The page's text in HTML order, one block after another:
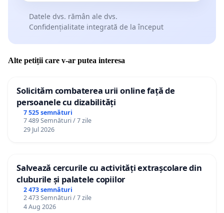
Datele dvs. rămân ale dvs.
Confidențialitate integrată de la început
Alte petiții care v-ar putea interesa
Solicităm combaterea urii online față de
persoanele cu dizabilități
7 525 semnături
7 489 Semnături / 7 zile
29 Jul 2026
Salvează cercurile cu activități extrașcolare din
cluburile și palatele copiilor
2 473 semnături
2 473 Semnături / 7 zile
4 Aug 2026